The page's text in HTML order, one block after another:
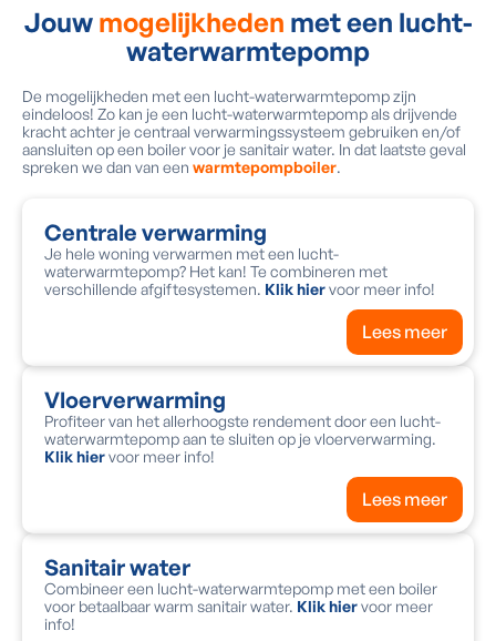
Jouw mogelijkheden met een lucht-
waterwarmtepomp
De mogelijkheden met een lucht-waterwarmtepomp zijn
eindeloos! Zo kan je een lucht-waterwarmtepomp als drijvende
kracht achter je centraal verwarmingssysteem gebruiken en/of
aansluiten op een boiler voor je sanitair water. In dat laatste geval
spreken we dan van een warmtepompboiler.
Centrale verwarming
Je hele woning verwarmen met een lucht-
waterwarmtepomp? Het kan! Te combineren met
verschillende afgiftesystemen. Klik hiervoor meer info!
Lees meer
Vloerverwarming
Profiteer van het allerhoogste rendement door een lucht-
waterwarmtepomp aan te sluiten op je vloerverwarming.
Klik hiervoor meer info!
Lees meer
Sanitair water
Combineer een lucht-waterwarmtepomp met een boiler
voor betaalbaar warm sanitair water. Klik hiervoor meer
info!